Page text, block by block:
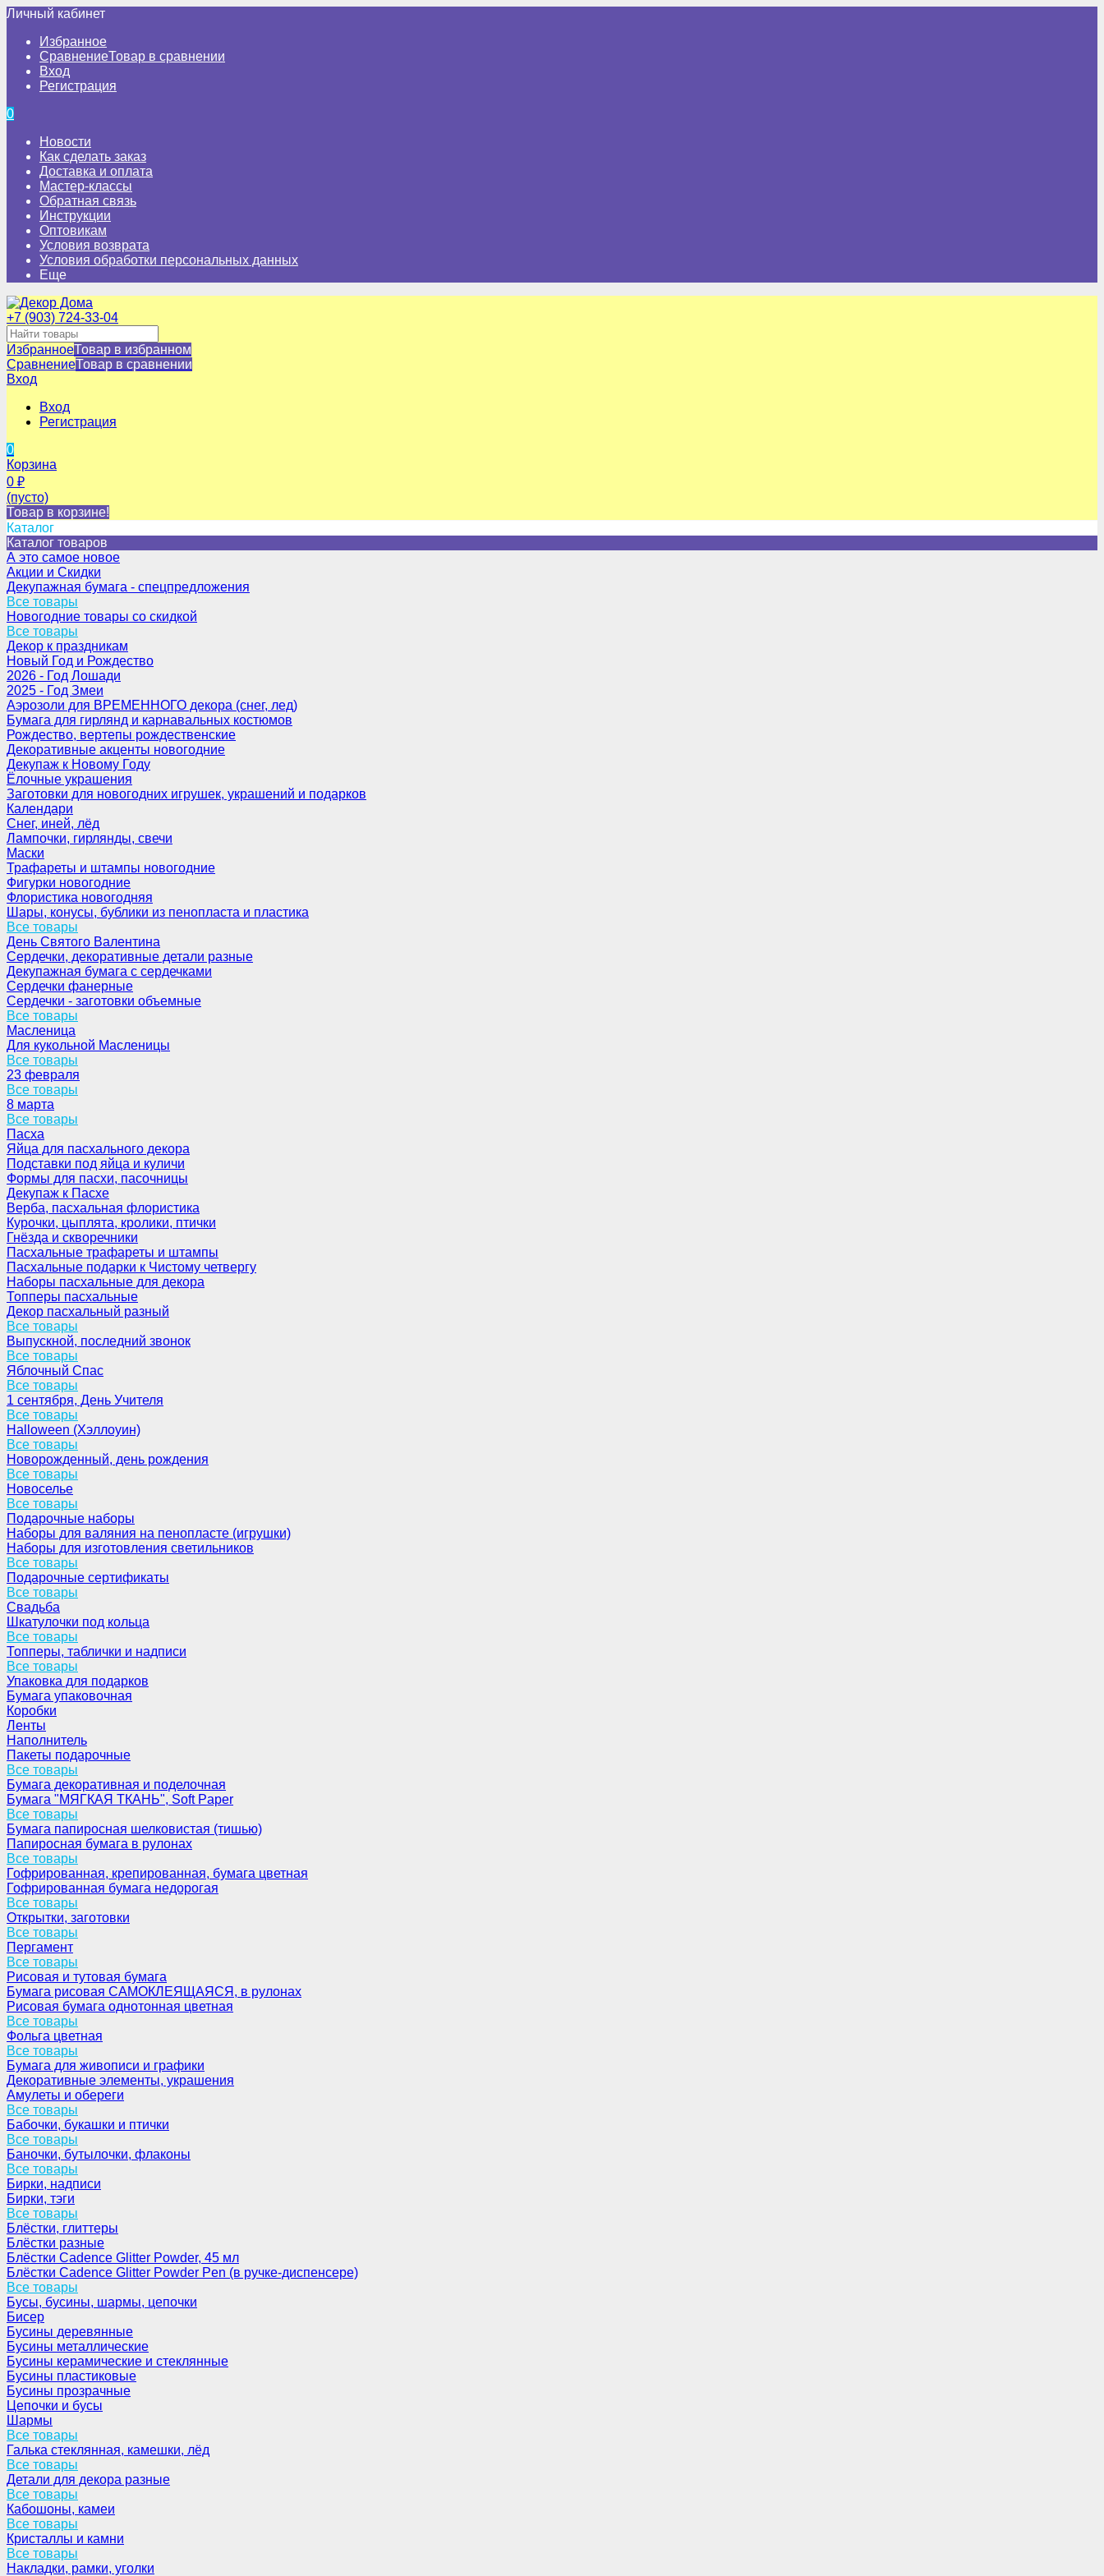
Личный кабинет
Избранное
СравнениеТовар в сравнении
Вход
Регистрация
0
Новости
Как сделать заказ
Доставка и оплата
Мастер-классы
Обратная связь
Инструкции
Оптовикам
Условия возврата
Условия обработки персональных данных
Еще
+7 (903) 724-33-04
ИзбранноеТовар в избранном
СравнениеТовар в сравнении
Вход
Вход
Регистрация
0
Корзина
0 ₽
(пусто)
Товар в корзине!
Каталог
Каталог товаров
А это самое новое
Акции и Скидки
Декупажная бумага - спецпредложения
Все товары
Новогодние товары со скидкой
Все товары
Декор к праздникам
Новый Год и Рождество
2026 - Год Лошади
2025 - Год Змеи
Аэрозоли для ВРЕМЕННОГО декора (снег, лед)
Бумага для гирлянд и карнавальных костюмов
Рождество, вертепы рождественские
Декоративные акценты новогодние
Декупаж к Новому Году
Ёлочные украшения
Заготовки для новогодних игрушек, украшений и подарков
Календари
Снег, иней, лёд
Лампочки, гирлянды, свечи
Маски
Трафареты и штампы новогодние
Фигурки новогодние
Флористика новогодняя
Шары, конусы, бублики из пенопласта и пластика
Все товары
День Святого Валентина
Сердечки, декоративные детали разные
Декупажная бумага с сердечками
Сердечки фанерные
Сердечки - заготовки объемные
Все товары
Масленица
Для кукольной Масленицы
Все товары
23 февраля
Все товары
8 марта
Все товары
Пасха
Яйца для пасхального декора
Подставки под яйца и куличи
Формы для пасхи, пасочницы
Декупаж к Пасхе
Верба, пасхальная флористика
Курочки, цыплята, кролики, птички
Гнёзда и скворечники
Пасхальные трафареты и штампы
Пасхальные подарки к Чистому четвергу
Наборы пасхальные для декора
Топперы пасхальные
Декор пасхальный разный
Все товары
Выпускной, последний звонок
Все товары
Яблочный Спас
Все товары
1 сентября, День Учителя
Все товары
Halloween (Хэллоуин)
Все товары
Новорожденный, день рождения
Все товары
Новоселье
Все товары
Подарочные наборы
Наборы для валяния на пенопласте (игрушки)
Наборы для изготовления светильников
Все товары
Подарочные сертификаты
Все товары
Свадьба
Шкатулочки под кольца
Все товары
Топперы, таблички и надписи
Все товары
Упаковка для подарков
Бумага упаковочная
Коробки
Ленты
Наполнитель
Пакеты подарочные
Все товары
Бумага декоративная и поделочная
Бумага "МЯГКАЯ ТКАНЬ", Soft Paper
Все товары
Бумага папиросная шелковистая (тишью)
Папиросная бумага в рулонах
Все товары
Гофрированная, крепированная, бумага цветная
Гофрированная бумага недорогая
Все товары
Открытки, заготовки
Все товары
Пергамент
Все товары
Рисовая и тутовая бумага
Бумага рисовая САМОКЛЕЯЩАЯСЯ, в рулонах
Рисовая бумага однотонная цветная
Все товары
Фольга цветная
Все товары
Бумага для живописи и графики
Декоративные элементы, украшения
Амулеты и обереги
Все товары
Бабочки, букашки и птички
Все товары
Баночки, бутылочки, флаконы
Все товары
Бирки, надписи
Бирки, тэги
Все товары
Блёстки, глиттеры
Блёстки разные
Блёстки Cadence Glitter Powder, 45 мл
Блёстки Cadence Glitter Powder Pen (в ручке-диспенсере)
Все товары
Бусы, бусины, шармы, цепочки
Бисер
Бусины деревянные
Бусины металлические
Бусины керамические и стеклянные
Бусины пластиковые
Бусины прозрачные
Цепочки и бусы
Шармы
Все товары
Галька стеклянная, камешки, лёд
Все товары
Детали для декора разные
Все товары
Кабошоны, камеи
Все товары
Кристаллы и камни
Все товары
Накладки, рамки, уголки